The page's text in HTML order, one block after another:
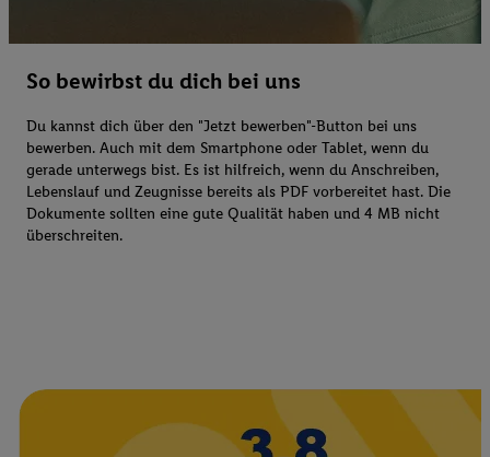
So bewirbst du dich bei uns
Du kannst dich über den "Jetzt bewerben"-Button bei uns
bewerben. Auch mit dem Smartphone oder Tablet, wenn du
gerade unterwegs bist. Es ist hilfreich, wenn du Anschreiben,
Lebenslauf und Zeugnisse bereits als PDF vorbereitet hast. Die
Dokumente sollten eine gute Qualität haben und 4 MB nicht
überschreiten.